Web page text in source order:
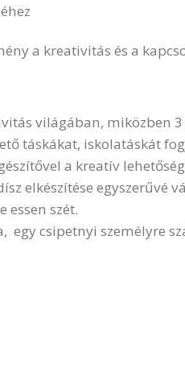
a kreativitás és a
világában, miközben
táskákat, iskolatáskát
a kreatív
elkészítése egyszerűvé
essen szét.
egy csipetnyi személyre